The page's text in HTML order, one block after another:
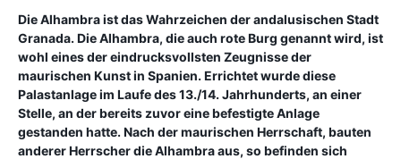
Die Alhambra ist das Wahrzeichen der andalusischen Stadt
Granada. Die Alhambra, die auch rote Burg genannt wird, ist
wohl eines der eindrucksvollsten Zeugnisse der
maurischen Kunst in Spanien. Errichtet wurde diese
Palastanlage im Laufe des 13./14. Jahrhunderts, an einer
Stelle, an der bereits zuvor eine befestigte Anlage
gestanden hatte. Nach der maurischen Herrschaft, bauten
anderer Herrscher die Alhambra aus, so befinden sich